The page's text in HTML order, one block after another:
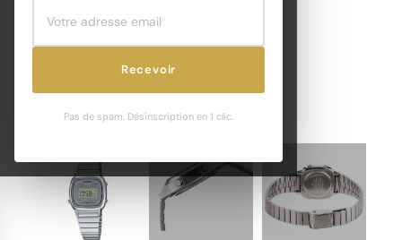
Recevoir
Pas de spam. Désinscription en 1 clic.